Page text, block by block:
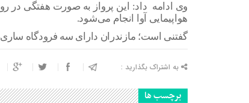
وی ادامه داد: این پرواز به صورت هفتگی در
هواپیمایی آوا انجام می‌شود.
گفتنی است؛ مازندران دارای سه فرودگاه
به اشتراک بگذارید :
برچسب ها